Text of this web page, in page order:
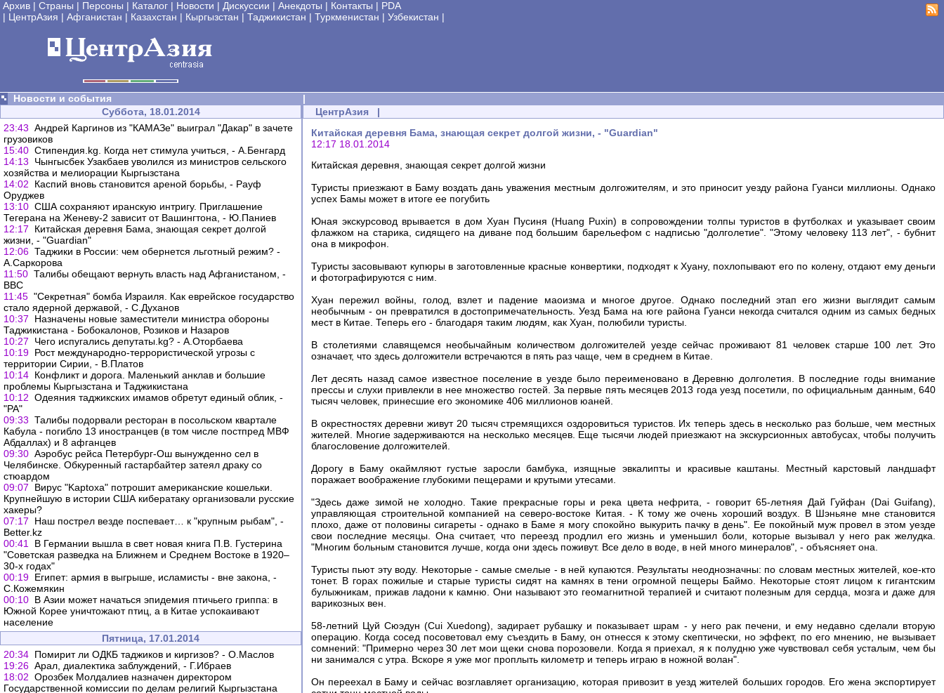
Архив | Страны | Персоны | Каталог | Новости | Дискуссии | Анекдоты | Контакты | PDA
| ЦентрАзия | Афганистан | Казахстан | Кыргызстан | Таджикистан | Туркменистан | Узбекистан |
Новости и события
|
Суббота, 18.01.2014
23:43 Андрей Каргинов из "КАМАЗе" выиграл "Дакар" в зачете
грузовиков
15:40 Стипендия.kg. Когда нет стимула учиться, - А.Бенгард
14:13
Чынгысбек Узакбаев уволился из министров сельского
хозяйства и мелиорации Кыргызстана
14:02
Каспий вновь становится ареной борьбы, - Рауф
Оруджев
13:10 США сохраняют иранскую интригу. Приглашение
Тегерана на Женеву-2 зависит от Вашингтона, - Ю.Паниев
12:17
Китайская деревня Бама, знающая секрет долгой
жизни, - "Guardian"
12:06 Таджики в Росcии: чем обернется льготный режим? -
А.Саркорова
11:50 Талибы обещают вернуть власть над Афганистаном, -
ВВС
11:45 "Секретная" бомба Израиля. Как еврейское государство
стало ядерной державой, - С.Духанов
10:37
Назначены новые заместители министра обороны
Таджикистана - Бобокалонов, Розиков и Назаров
10:27
Чего испугались депутаты.kg? - А.Оторбаева
10:19 Рост международно-террористической угрозы с
территории Сирии, - В.Платов
10:14 Конфликт и дорога. Маленький анклав и большие
проблемы Кыргызстана и Таджикистана
10:12 Одеяния таджикских имамов обретут единый облик, -
"РА"
09:33 Талибы подорвали ресторан в посольском квартале
Кабула - погибло 13 иностранцев (в том числе постпред МВФ
Абдаллах) и 8 афганцев
09:30 Аэробус рейса Петербург-Ош вынужденно сел в
Челябинске. Обкуренный гастарбайтер затеял драку со
стюардом
09:07
Вирус "Kaptoxa" потрошит американские кошельки.
Крупнейшую в истории США кибератаку организовали русские
хакеры?
07:17
Наш пострел везде поспевает… к "крупным рыбам", -
Better.kz
00:41
В Германии вышла в свет новая книга П.В. Густерина
"Советская разведка на Ближнем и Среднем Востоке в 1920–
30-х годах"
00:19 Египет: армия в выгрыше, исламисты - вне закона, -
С.Кожемякин
00:10 В Азии может начаться эпидемия птичьего гриппа: в
Южной Корее уничтожают птиц, а в Китае успокаивают
население
Пятница, 17.01.2014
20:34 Помирит ли ОДКБ таджиков и киргизов? - О.Маслов
19:26 Арал, диалектика заблуждений, - Г.Ибраев
18:02 Орозбек Молдалиев назначен директором
Государственной комиссии по делам религий Кыргызстана
ЦентрАзия |
Китайская деревня Бама, знающая секрет долгой жизни, - "Guardian"
12:17 18.01.2014
Китайская деревня, знающая секрет долгой жизни
Туристы приезжают в Баму воздать дань уважения местным долгожителям, и это приносит уезду района Гуанси миллионы. Однако
успех Бамы может в итоге ее погубить
Юная экскурсовод врывается в дом Хуан Пусиня (Huang Puxin) в сопровождении толпы туристов в футболках и указывает своим
флажком на старика, сидящего на диване под большим барельефом с надписью "долголетие". "Этому человеку 113 лет", - бубнит
она в микрофон.
Туристы засовывают купюры в заготовленные красные конвертики, подходят к Хуану, похлопывают его по колену, отдают ему деньги
и фотографируются с ним.
Хуан пережил войны, голод, взлет и падение маоизма и многое другое. Однако последний этап его жизни выглядит самым
необычным - он превратился в достопримечательность. Уезд Бама на юге района Гуанси некогда считался одним из самых бедных
мест в Китае. Теперь его - благодаря таким людям, как Хуан, полюбили туристы.
В столетиями славящемся необычайным количеством долгожителей уезде сейчас проживают 81 человек старше 100 лет. Это
означает, что здесь долгожители встречаются в пять раз чаще, чем в среднем в Китае.
Лет десять назад самое известное поселение в уезде было переименовано в Деревню долголетия. В последние годы внимание
прессы и слухи привлекли в нее множество гостей. За первые пять месяцев 2013 года уезд посетили, по официальным данным, 640
тысяч человек, принесшие его экономике 406 миллионов юаней.
В окрестностях деревни живут 20 тысяч стремящихся оздоровиться туристов. Их теперь здесь в несколько раз больше, чем местных
жителей. Многие задерживаются на несколько месяцев. Еще тысячи людей приезжают на экскурсионных автобусах, чтобы получить
благословение долгожителей.
Дорогу в Баму окаймляют густые заросли бамбука, изящные эвкалипты и красивые каштаны. Местный карстовый ландшафт
поражает воображение глубокими пещерами и крутыми утесами.
"Здесь даже зимой не холодно. Такие прекрасные горы и река цвета нефрита, - говорит 65-летняя Дай Гуйфан (Dai Guifang),
управляющая строительной компанией на северо-востоке Китая. - К тому же очень хороший воздух. В Шэньяне мне становится
плохо, даже от половины сигареты - однако в Баме я могу спокойно выкурить пачку в день". Ее покойный муж провел в этом уезде
свои последние месяцы. Она считает, что переезд продлил его жизнь и уменьшил боли, которые вызывал у него рак желудка.
"Многим больным становится лучше, когда они здесь поживут. Все дело в воде, в ней много минералов", - объясняет она.
Туристы пьют эту воду. Некоторые - самые смелые - в ней купаются. Результаты неоднозначны: по словам местных жителей, кое-кто
тонет. В горах пожилые и старые туристы сидят на камнях в тени огромной пещеры Баймо. Некоторые стоят лицом к гигантским
булыжникам, прижав ладони к камню. Они называют это геомагнитной терапией и считают полезным для сердца, мозга и даже для
варикозных вен.
58-летний Цуй Сюэдун (Cui Xuedong), задирает рубашку и показывает шрам - у него рак печени, и ему недавно сделали вторую
операцию. Когда сосед посоветовал ему съездить в Баму, он отнесся к этому скептически, но эффект, по его мнению, не вызывает
сомнений: "Примерно через 30 лет мои щеки снова порозовели. Когда я приехал, я к полудню уже чувствовал себя усталым, чем бы
ни занимался с утра. Вскоре я уже мог проплыть километр и теперь играю в ножной волан".
Он переехал в Баму и сейчас возглавляет организацию, которая привозит в уезд жителей больших городов. Его жена экспортирует